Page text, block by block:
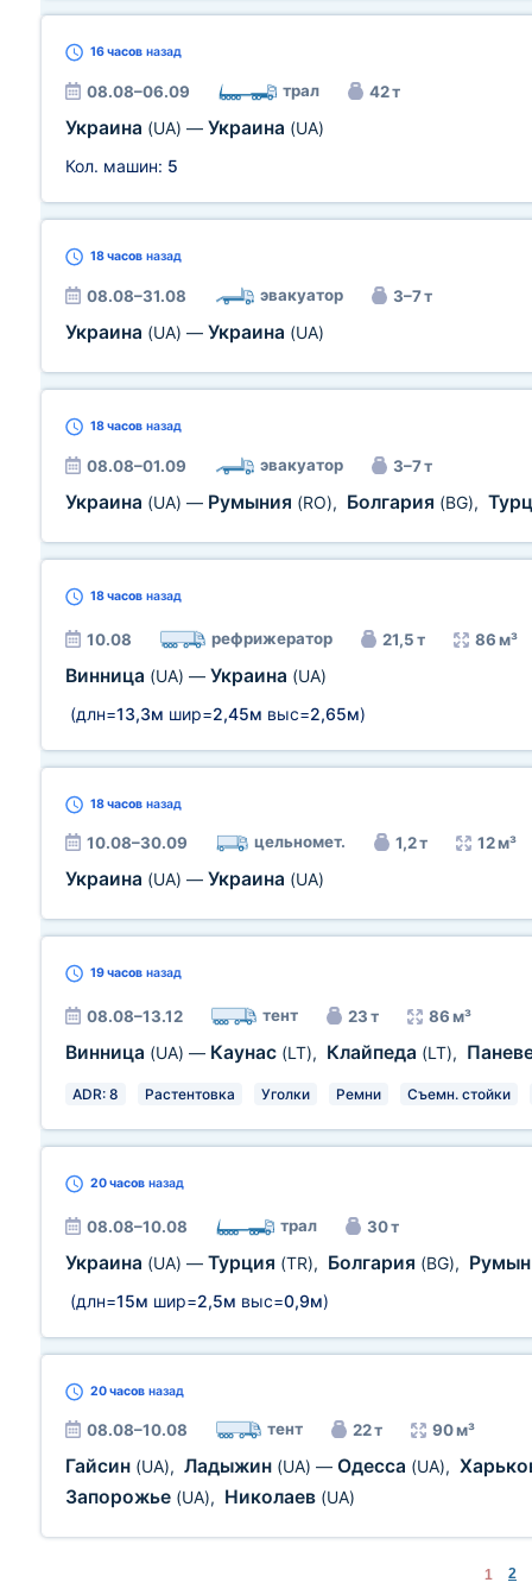
16 часов назад
08.08–06.09 трал 42 т
Украина (UA) — Украина (UA)
Кол. машин: 5
18 часов назад
08.08–31.08 эвакуатор 3–7 т
Украина (UA) — Украина (UA)
18 часов назад
08.08–01.09 эвакуатор 3–7 т
Украина (UA) — Румыния (RO), Болгария (BG),
18 часов назад
10.08 рефрижератор 21,5 т 86 м³
Винница (UA) — Украина (UA)
(длн=13,3м шир=2,45м выс=2,65м)
18 часов назад
10.08–30.09 цельномет. 1,2 т 12 м³
Украина (UA) — Украина (UA)
19 часов назад
08.08–13.12 тент 23 т 86 м³
Винница (UA) — Каунас (LT), Клайпеда (LT),
ADR: 8 Растентовка Уголки Ремни Съемн. стойки
20 часов назад
08.08–10.08 трал 30 т
Украина (UA) — Турция (TR), Болгария (BG),
(длн=15м шир=2,5м выс=0,9м)
20 часов назад
08.08–10.08 тент 22 т 90 м³
Гайсин (UA), Ладыжин (UA) — Одесса (UA),
Запорожье (UA), Николаев (UA)
1 2